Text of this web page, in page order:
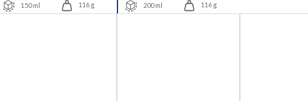
150 ml 116 g 200 ml 116 g